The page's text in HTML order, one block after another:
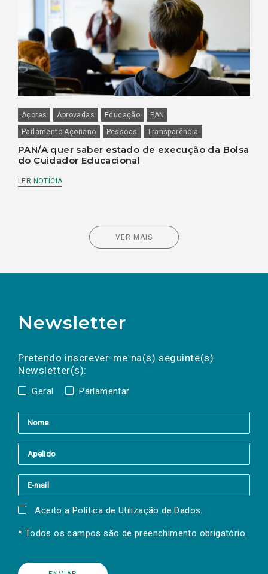
Açores Aprovadas Educação
PAN
Parlamento Açoriano
Pessoas Transparência
PAN/A quer saber estado de execução da Bolsa
do Cuidador Educacional
LER NOTÍCIA
VER MAIS
Newsletter
Pretendo inscrever-me na(s) seguinte(s)
Newsletter(s):
Geral Parlamentar
a(s) newsletter(s).
mail
Aceito a Política de Utilização de Dados.
* Todos os campos são de preenchimento obrigatório.